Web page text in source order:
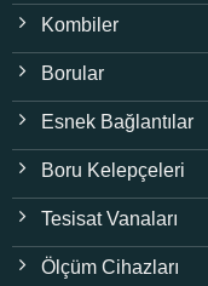
Kombiler
Borular
Esnek Bağlantılar
Boru Kelepçeleri
Tesisat Vanaları
Ölçüm Cihazları